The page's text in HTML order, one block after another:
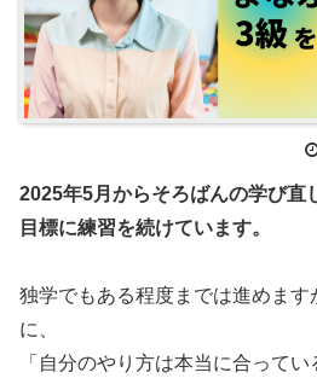
2025年5月からそろばんの学び直
目標に練習を続けています。
独学でもある程度までは進めます
に、
「自分のやり方は本当に合ってい